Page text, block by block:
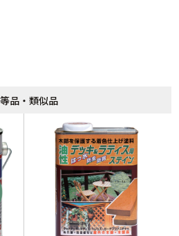
品・類似品
品・類似品